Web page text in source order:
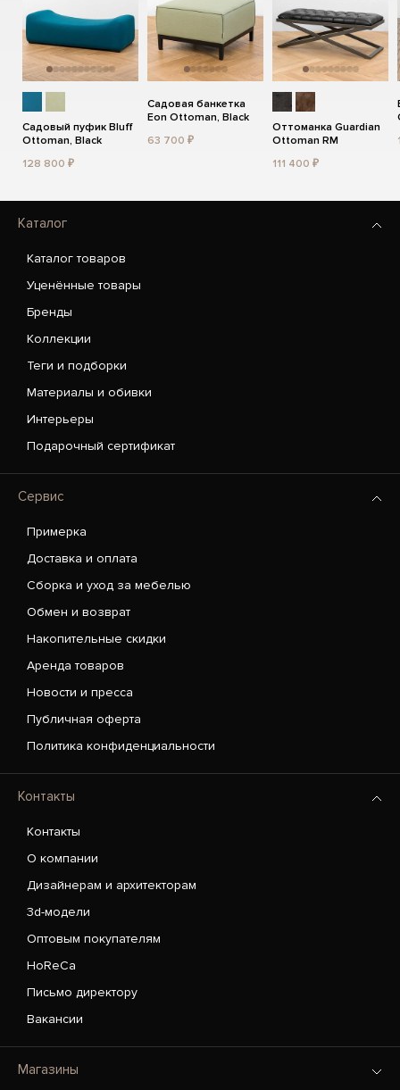
Садовый пуфик Bluff
Ottoman, Black
128 800 ₽
Садовая банкетка
Eon Ottoman, Black
63 700 ₽
Оттоманка Guardian
Ottoman RM
111 400 ₽
Каталог
Каталог товаров
Уценённые товары
Бренды
Коллекции
Теги и подборки
Материалы и обивки
Интерьеры
Подарочный сертификат
Сервис
Примерка
Доставка и оплата
Сборка и уход за мебелью
Обмен и возврат
Накопительные скидки
Аренда товаров
Новости и пресса
Публичная оферта
Политика конфиденциальности
Контакты
Контакты
О компании
Дизайнерам и архитекторам
3d-модели
Оптовым покупателям
HoReCa
Письмо директору
Вакансии
Магазины